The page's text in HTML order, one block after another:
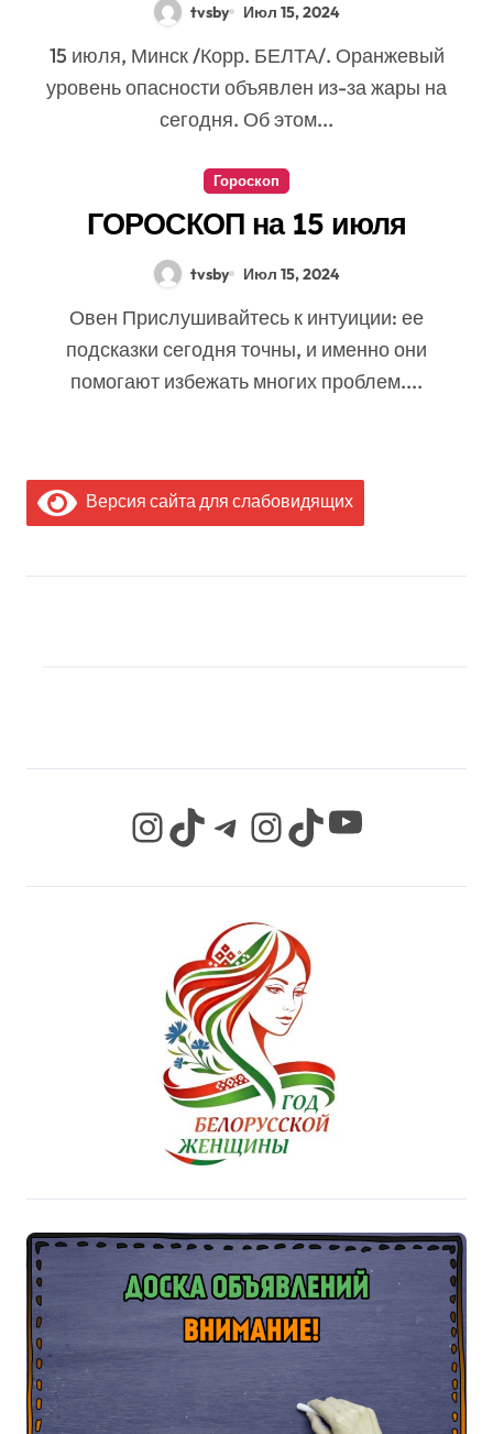
tvsby Июл 15, 2024
15 июля, Минск /Корр. БЕЛТА/. Оранжевый
уровень опасности объявлен из-за жары на
сегодня. Об этом...
Гороскоп
ГОРОСКОП на 15 июля
tvsby Июл 15, 2024
Овен Прислушивайтесь к интуиции: ее
подсказки сегодня точны, и именно они
помогают избежать многих проблем....
Версия сайта для слабовидящих
InstagramTikTok Telegram InstagramTikTok YouTube